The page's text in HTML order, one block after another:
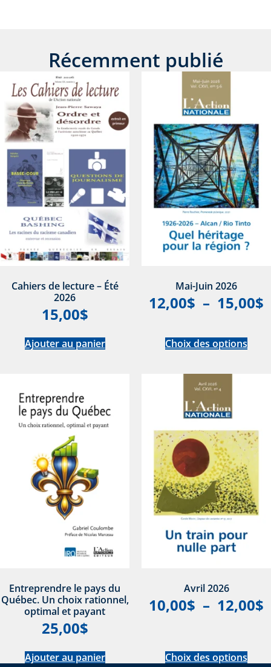
Récemment publié
Cahiers de lecture – Été
2026
15,00$
Ajouter au panier
Mai-Juin 2026
12,00$ – 15,00$
Choix des options
Entreprendre le pays du
Québec. Un choix rationnel,
optimal et payant
25,00$
Ajouter au panier
Avril 2026
10,00$ – 12,00$
Choix des options